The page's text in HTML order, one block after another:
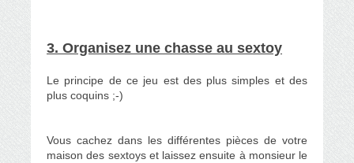
3. Organisez une chasse au sextoy
Le principe de ce jeu est des plus simples et des
plus coquins ;-)
Vous cachez dans les différentes pièces de votre
maison des sextoys et laissez ensuite à monsieur le